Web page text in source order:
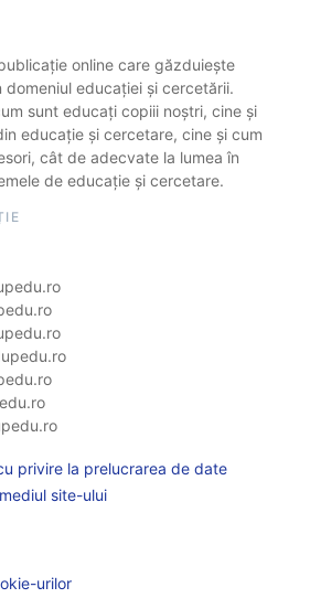
online care găzduiește
educației și cercetării.
sunt educați copiii noștri, cine și
educație și cercetare, cine și cum
cât de adecvate la lumea în
de educație și cercetare.
privire la prelucrarea de date
site-ului
urilor